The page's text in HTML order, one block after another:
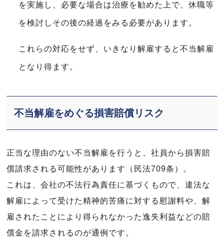
を実施し、必要な場合は治療を勧めた上で、休職等
を検討しその後の経過をみる必要があります。
これらの対応をせず、いきなり解雇すると不当解雇
となり得ます。
不当解雇をめぐる損害賠償リスク
正当な理由のない不当解雇を行うと、社員から損害賠
償請求される可能性があります（民法709条）。
これは、会社の不法行為責任に基づくもので、違法な
解雇によって受けた精神的苦痛に対する慰謝料や、解
雇されたことにより得られなかった逸失利益などの賠
償金を請求されるのが通例です。